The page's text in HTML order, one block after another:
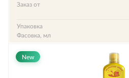
Заказ от
Упаковка
Фасовка, мл
New